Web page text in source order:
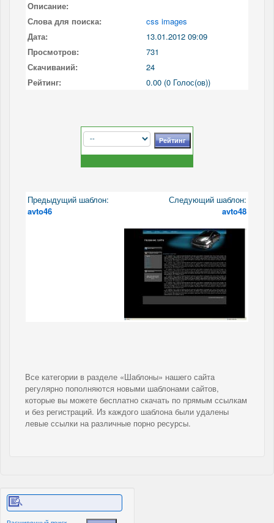
Описание:
Слова для поиска:
css images
Дата:
13.01.2012 09:09
Просмотров:
731
Скачиваний:
24
Рейтинг:
0.00 (0 Голос(ов))
Предыдущий шаблон:
avto46
Следующий шаблон:
avto48
Все категории в разделе «Шаблоны» нашего сайта
регулярно пополняются новыми шаблонами сайтов,
которые вы можете бесплатно скачать по прямым ссылкам
и без регистраций. Из каждого шаблона были удалены
левые ссылки на различные порно ресурсы.